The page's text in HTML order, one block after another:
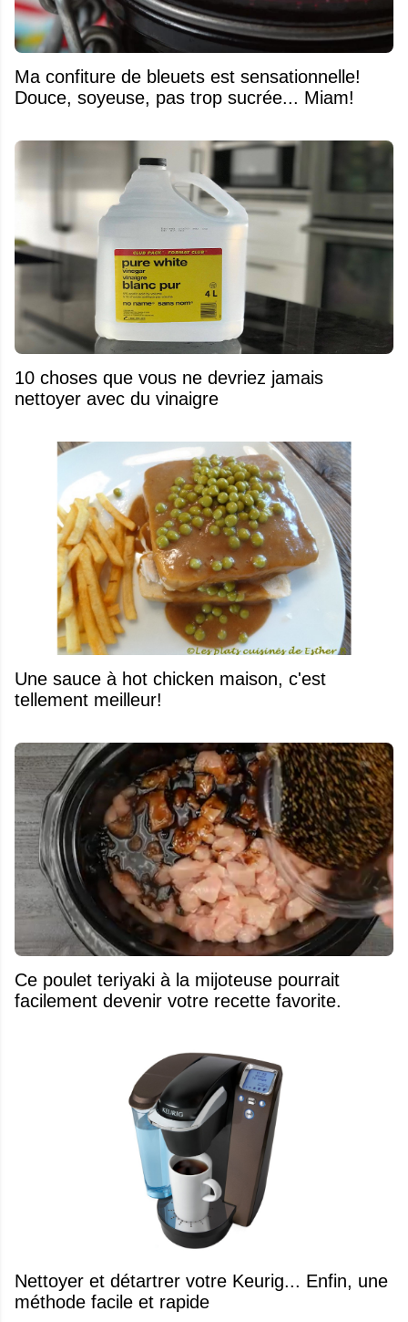
Ma confiture de bleuets est sensationnelle!
Douce, soyeuse, pas trop sucrée... Miam!
10 choses que vous ne devriez jamais
nettoyer avec du vinaigre
Une sauce à hot chicken maison, c'est
tellement meilleur!
Ce poulet teriyaki à la mijoteuse pourrait
facilement devenir votre recette favorite.
Nettoyer et détartrer votre Keurig... Enfin, une
méthode facile et rapide